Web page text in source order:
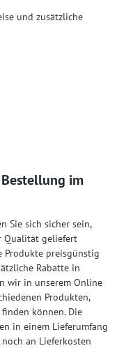
und zusätzliche
im
Sie sich sicher sein,
Qualität geliefert
Produkte preisgünstig
Rabatte in
wir in unserem Online
Produkten,
können. Die
in einem Lieferumfang
an Lieferkosten